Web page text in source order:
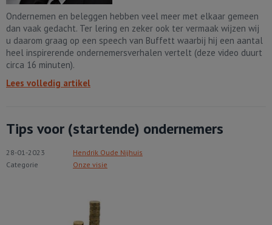
Ondernemen en beleggen hebben veel meer met elkaar gemeen
dan vaak gedacht. Ter lering en zeker ook ter vermaak wijzen wij
u daarom graag op een speech van Buffett waarbij hij een aantal
heel inspirerende ondernemersverhalen vertelt (deze video duurt
circa 16 minuten).
Lees volledig artikel
Tips voor (startende) ondernemers
28-01-2023
Hendrik Oude Nijhuis
Categorie
Onze visie